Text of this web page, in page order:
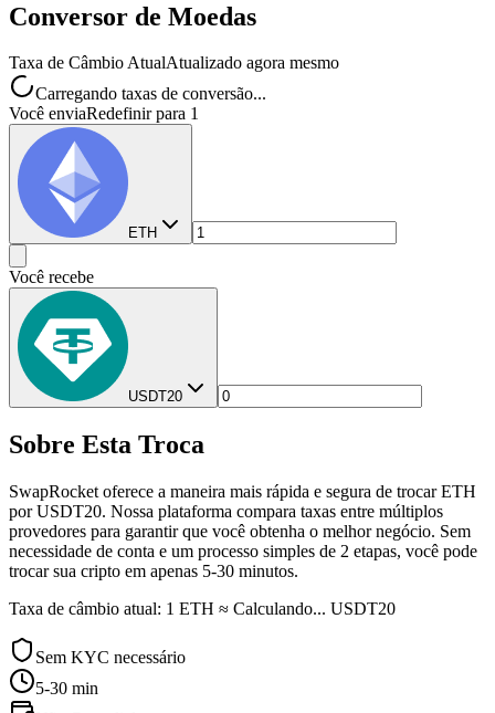
Conversor de Moedas
Taxa de Câmbio AtualAtualizado agora mesmo
Carregando taxas de conversão...
Você enviaRedefinir para 1
ETH
Você recebe
USDT20
Sobre Esta Troca
SwapRocket oferece a maneira mais rápida e segura de trocar ETH
por USDT20. Nossa plataforma compara taxas entre múltiplos
provedores para garantir que você obtenha o melhor negócio. Sem
necessidade de conta e um processo simples de 2 etapas, você pode
trocar sua cripto em apenas 5-30 minutos.
Taxa de câmbio atual: 1 ETH ≈ Calculando... USDT20
Sem KYC necessário
5-30 min